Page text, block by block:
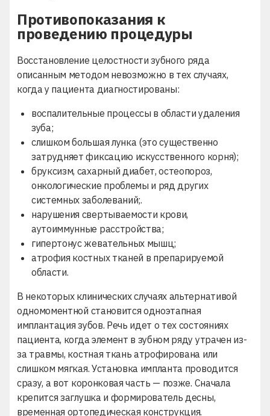
Противопоказания к
проведению процедуры
Восстановление целостности зубного ряда
описанным методом невозможно в тех случаях,
когда у пациента диагностированы:
воспалительные процессы в области удаления
зуба;
слишком большая лунка (это существенно
затрудняет фиксацию искусственного корня);
бруксизм, сахарный диабет, остеопороз,
онкологические проблемы и ряд других
системных заболеваний;.
нарушения свертываемости крови,
аутоиммунные расстройства;
гипертонус жевательных мышц;
атрофия костных тканей в препарируемой
области.
В некоторых клинических случаях альтернативой
одномоментной становится одноэтапная
имплантация зубов. Речь идет о тех состояниях
пациента, когда элемент в зубном ряду утрачен из-
за травмы, костная ткань атрофирована или
слишком мягкая. Установка импланта проводится
сразу, а вот коронковая часть — позже. Сначала
крепится заглушка и формирователь десны,
временная ортопедическая конструкция.